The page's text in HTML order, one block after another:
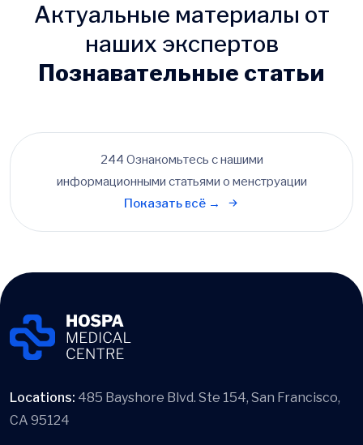
Актуальные материалы от
наших экспертов
Познавательные статьи
244 Ознакомьтесь с нашими
информационными статьями о менструации
Показать всё →
Locations: 485 Bayshore Blvd. Ste 154, San Francisco,
CA 95124